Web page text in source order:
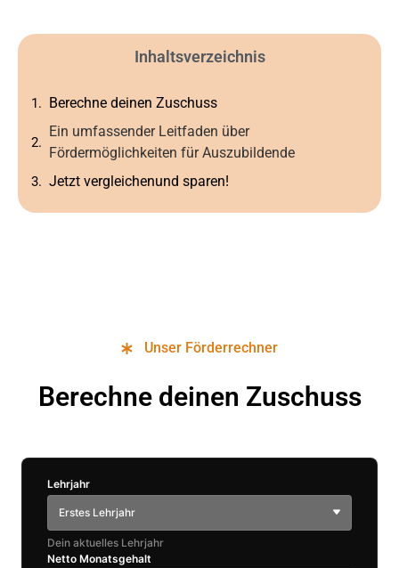
Inhaltsverzeichnis
Berechne deinen Zuschuss
Ein umfassender Leitfaden über
Fördermöglichkeiten für Auszubildende
Jetzt vergleichenund sparen!
Unser Förderrechner
Berechne deinen Zuschuss
Lehrjahr
Erstes Lehrjahr
Dein aktuelles Lehrjahr
Netto Monatsgehalt